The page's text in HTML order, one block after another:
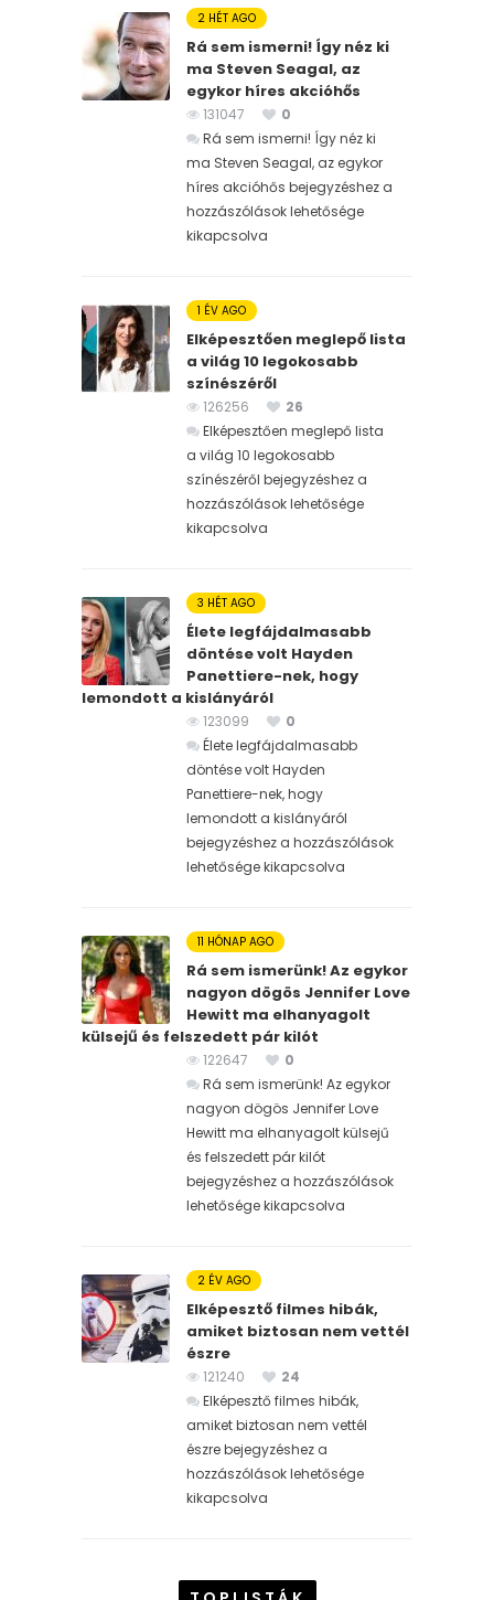
2 HÉT AGO
Rá sem ismerni! Így néz ki
ma Steven Seagal, az
egykor híres akcióhős
131047
0
Rá sem ismerni! Így néz ki
ma Steven Seagal, az egykor
híres akcióhős bejegyzéshez a
hozzászólások lehetősége
kikapcsolva
1 ÉV AGO
Elképesztően meglepő lista
a világ 10 legokosabb
színészéről
126256
26
Elképesztően meglepő lista
a világ 10 legokosabb
színészéről bejegyzéshez a
hozzászólások lehetősége
kikapcsolva
3 HÉT AGO
Élete legfájdalmasabb
döntése volt Hayden
Panettiere-nek, hogy
lemondott a kislányáról
123099
0
Élete legfájdalmasabb
döntése volt Hayden
Panettiere-nek, hogy
lemondott a kislányáról
bejegyzéshez a hozzászólások
lehetősége kikapcsolva
11 HÓNAP AGO
Rá sem ismerünk! Az egykor
nagyon dögös Jennifer Love
Hewitt ma elhanyagolt
külsejű és felszedett pár kilót
122647
0
Rá sem ismerünk! Az egykor
nagyon dögös Jennifer Love
Hewitt ma elhanyagolt külsejű
és felszedett pár kilót
bejegyzéshez a hozzászólások
lehetősége kikapcsolva
2 ÉV AGO
Elképesztő filmes hibák,
amiket biztosan nem vettél
észre
121240
24
Elképesztő filmes hibák,
amiket biztosan nem vettél
észre bejegyzéshez a
hozzászólások lehetősége
kikapcsolva